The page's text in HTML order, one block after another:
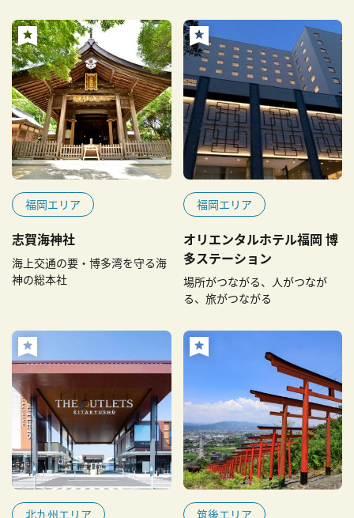
福岡エリア
志賀海神社
海上交通の要・博多湾を守る海
神の総本社
福岡エリア
オリエンタルホテル福岡 博
多ステーション
場所がつながる、人がつなが
る、旅がつながる
北九州エリア 筑後エリア